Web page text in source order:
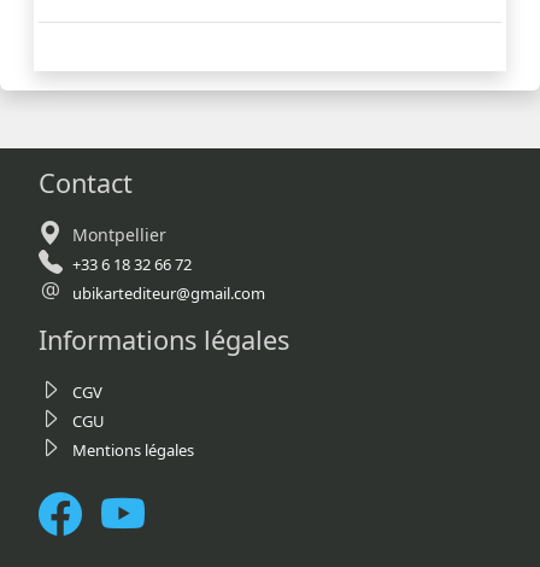
Contact
Montpellier
+33 6 18 32 66 72
ubikartediteur@gmail.com
Informations légales
CGV
CGU
Mentions légales